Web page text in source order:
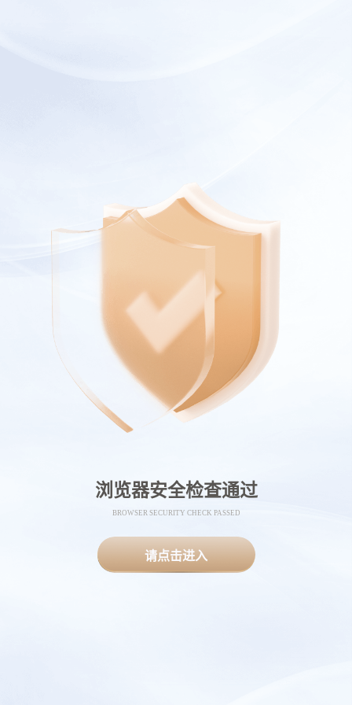
浏览器安全检查通过
BROWSER SECURITY CHECK PASSED
请点击进入